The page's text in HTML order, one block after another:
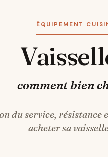
ÉQUIPEMENT
comment bien
du service,
acheter sa